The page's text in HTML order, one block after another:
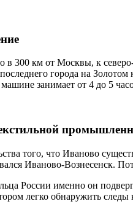
в 300 км от Москвы, к
города на Золотом
занимает от 4 до 5
того, что Иваново
Иваново-Вознесенск.
России именно он
легко обнаружить